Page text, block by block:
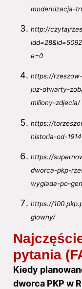
modernizacja-
http://
e=0
https://
juz-otwarty-
miliony-zdjecia/
https://
historia-od-
https://
dworca-pkp-
wyglada-po-
https://
glowny/
pytania
Kiedy
dworca PKP w